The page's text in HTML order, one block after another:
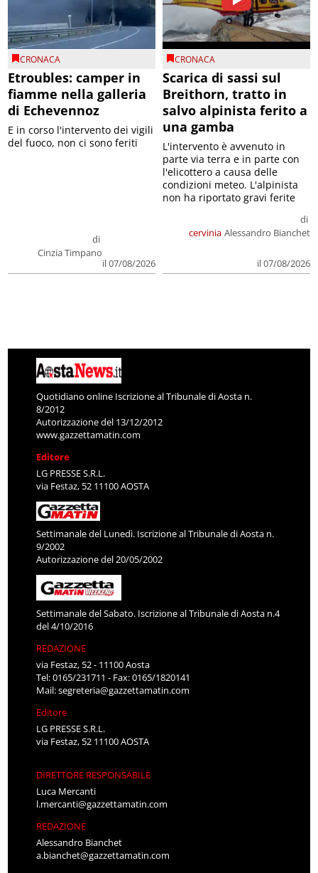
CRONACA
Etroubles: camper in
fiamme nella galleria
di Echevennoz
di
Cinzia Timpano
il 07/08/2026
E in corso l'intervento dei vigili
del fuoco, non ci sono feriti
CRONACA
Scarica di sassi sul
Breithorn, tratto in
salvo alpinista ferito a
una gamba
cervinia
di
Alessandro Bianchet
il 07/08/2026
L'intervento è avvenuto in
parte via terra e in parte con
l'elicottero a causa delle
condizioni meteo. L'alpinista
non ha riportato gravi ferite
Quotidiano online Iscrizione al Tribunale di Aosta n.
8/2012
Autorizzazione del 13/12/2012
www.gazzettamatin.com
Editore
LG PRESSE S.R.L.
via Festaz, 52 11100 AOSTA
Settimanale del Lunedì. Iscrizione al Tribunale di Aosta n.
9/2002
Autorizzazione del 20/05/2002
Settimanale del Sabato. Iscrizione al Tribunale di Aosta n.4
del 4/10/2016
REDAZIONE
via Festaz, 52 - 11100 Aosta
Tel: 0165/231711 - Fax: 0165/1820141
Mail:segreteria@gazzettamatin.com
Editore
LG PRESSE S.R.L.
via Festaz, 52 11100 AOSTA
DIRETTORE RESPONSABILE
Luca Mercanti
l.mercanti@gazzettamatin.com
REDAZIONE
Alessandro Bianchet
a.bianchet@gazzettamatin.com